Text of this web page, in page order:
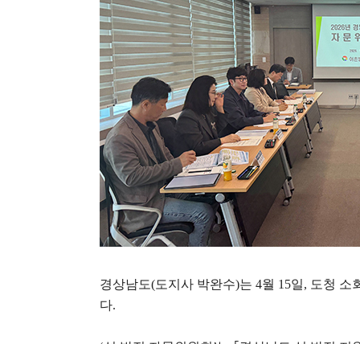
경상남도(도지사 박완수)는 4월 15일, 도청 소
다.